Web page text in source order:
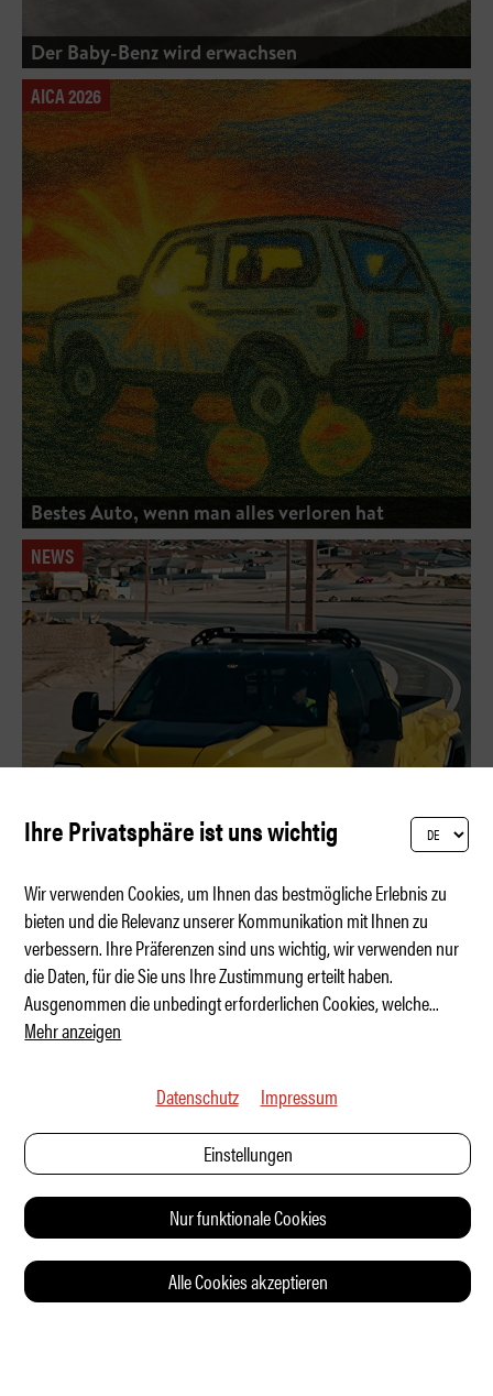
Der Baby-Benz wird erwachsen
AICA 2026
Bestes Auto, wenn man alles verloren hat
NEWS
Caterpillar Pickup Truck Concept
Ihre Privatsphäre ist uns wichtig
Wir verwenden Cookies, um Ihnen das bestmögliche Erlebnis zu
bieten und die Relevanz unserer Kommunikation mit Ihnen zu
verbessern. Ihre Präferenzen sind uns wichtig, wir verwenden nur
die Daten, für die Sie uns Ihre Zustimmung erteilt haben.
Ausgenommen die unbedingt erforderlichen Cookies, welche...
Mehr anzeigen
Datenschutz Impressum
Einstellungen
Nur funktionale Cookies
Alle Cookies akzeptieren